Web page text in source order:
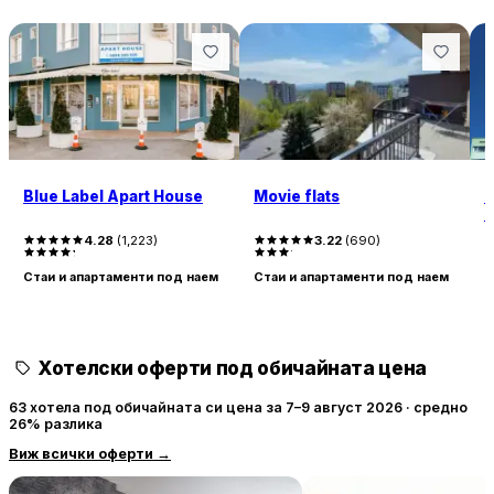
парна баня, а барът предлага различни коктейли.
Blue Label Apart House
4.28 (1,223)
Стаи и апартаменти под наем
Movie flats
3.22 (690)
Стаи и апартаменти под наем
Хотелски оферти под обичайната цена
63 хотела под обичайната си цена за 7–9 август 2026 · средно
26% разлика
Виж всички оферти →